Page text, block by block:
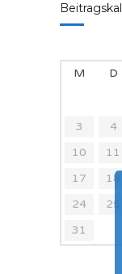
M D
3
4
10
11
17
18
24
25
31